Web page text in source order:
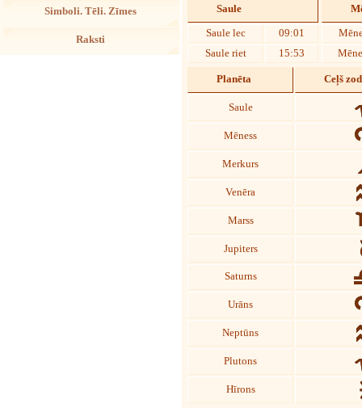
Simboli. Tēli. Zīmes
Raksti
Saule
Saule lec
09:01
Saule riet
15:53
Planēta Ceļš
Saule
Mēness
Merkurs
Venēra
Marss
Jupiters
Saturns
Urāns
Neptūns
Plutons
Hīrons